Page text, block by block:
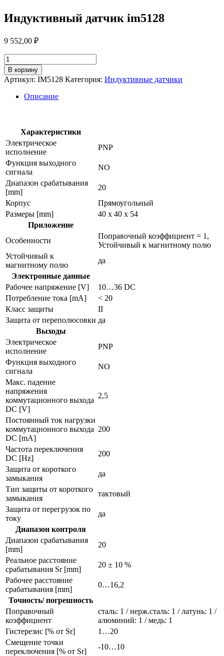
Индуктивный датчик im5128
9 552,00 ₽
Количество
товара
Индуктивный
датчик
im5128
В корзину
Артикул: IM5128 Категория: Индуктивные датчики
Описание
Характеристики
Электрическое
исполнение
PNP
Функция выходного
сигнала
NO
Диапазон срабатывания
[mm]
20
Корпус
Прямоугольный
Размеры [mm]
40 x 40 x 54
Приложение
Особенности
Поправочный коэффициент = 1,
Устойчивый к магнитному полю
Устойчивый к
магнитному полю
да
Электронные данные
Рабочее напряжение [V]
10…36 DC
Потребление тока [mA]
< 20
Класс защиты
II
Защита от переполюсовки да
Выходы
Электрическое
исполнение
PNP
Функция выходного
сигнала
NO
Макс. падение
напряжения
коммутационного выхода
DC [V]
2,5
Постоянный ток нагрузки
коммутационного выхода
DC [mA]
200
Частота переключения
DC [Hz]
200
Защита от короткого
замыкания
да
Тип защиты от короткого
замыкания
тактовый
Защита от перегрузок по
току
да
Диапазон контроля
Диапазон срабатывания
[mm]
20
Реальное расстояние
срабатывания Sr [mm]
20 ± 10 %
Рабочее расстояние
срабатывания [mm]
0…16,2
Точность/ погрешность
Поправочный
коэффициент
сталь: 1 / нерж.сталь: 1 / латунь: 1 /
алюминий: 1 / медь: 1
Гистерезис [% от Sr]
1…20
Смещение точки
переключения [% от Sr]
-10…10